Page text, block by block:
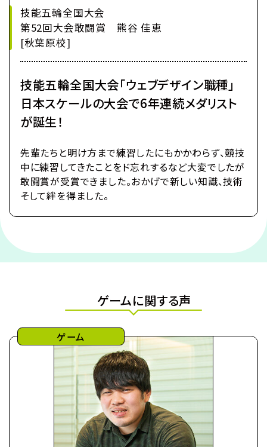
技能五輪全国大会
第52回大会敢闘賞 熊谷 佳恵
[秋葉原校]
技能五輪全国大会「ウェブデザイン職種」
日本スケールの大会で6年連続メダリスト
が誕生！
先輩たちと明け方まで練習したにもかかわらず、競技
中に練習してきたことをド忘れするなど大変でしたが
敢闘賞が受賞できました。おかげで新しい知識、技術
そして絆を得ました。
ゲームに関する声
ゲーム